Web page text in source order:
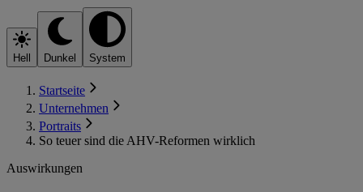
Hell Dunkel System
Startseite
Unternehmen
Portraits
So teuer sind die AHV-Reformen wirklich
Auswirkungen